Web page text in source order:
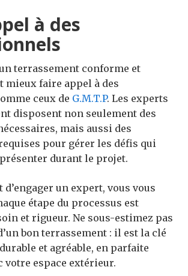
à des
terrassement conforme et
mieux faire appel à des
ceux de G.M.T.P. Les experts
disposent non seulement des
mais aussi des
pour gérer les défis qui
durant le projet.
un expert, vous vous
étape du processus est
et rigueur. Ne sous-estimez pas
bon terrassement : il est la clé
et agréable, en parfaite
votre espace extérieur.